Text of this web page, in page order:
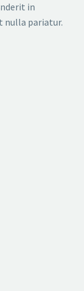
in
nulla pariatur.